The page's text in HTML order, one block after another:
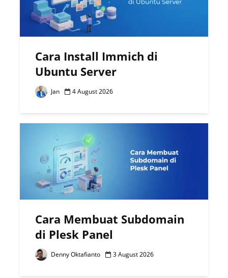
Cara Install Immich di
Ubuntu Server
Jan 4 August 2026
Cara Membuat Subdomain
di Plesk Panel
Denny Oktafianto 3 August 2026